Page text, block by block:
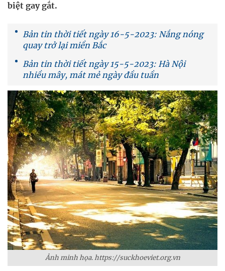
biệt gay gắt.
Bản tin thời tiết ngày 16-5-2023: Nắng nóng
quay trở lại miền Bắc
Bản tin thời tiết ngày 15-5-2023: Hà Nội
nhiều mây, mát mẻ ngày đầu tuần
Ảnh minh họa. https://suckhoeviet.org.vn